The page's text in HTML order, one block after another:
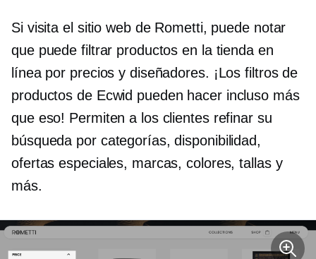
Si visita el sitio web de Rometti, puede notar
que puede filtrar productos en la tienda en
línea por precios y diseñadores. ¡Los filtros de
productos de Ecwid pueden hacer incluso más
que eso! Permiten a los clientes refinar su
búsqueda por categorías, disponibilidad,
ofertas especiales, marcas, colores, tallas y
más.